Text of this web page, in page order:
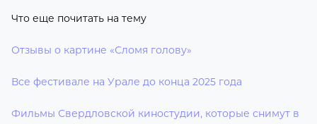
Что еще почитать на тему
Отзывы о картине «Сломя голову»
Все фестивале на Урале до конца 2025 года
Фильмы Свердловской киностудии, которые снимут в